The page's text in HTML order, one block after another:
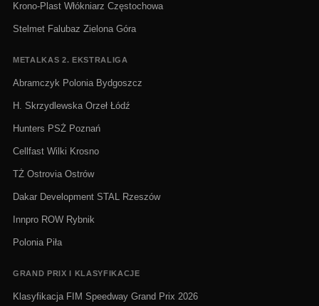
Krono-Plast Włókniarz Częstochowa
Stelmet Falubaz Zielona Góra
METALKAS 2. EKSTRALIGA
Abramczyk Polonia Bydgoszcz
H. Skrzydlewska Orzeł Łódź
Hunters PSŻ Poznań
Cellfast Wilki Krosno
TŻ Ostrovia Ostrów
Dakar Development STAL Rzeszów
Innpro ROW Rybnik
Polonia Piła
GRAND PRIX I KLASYFIKACJE
Klasyfikacja FIM Speedway Grand Prix 2026